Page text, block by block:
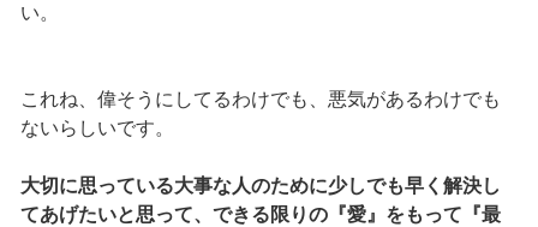
い。
これね、偉そうにしてるわけでも、悪気があるわけでも
ないらしいです。
大切に思っている大事な人のために少しでも早く解決し
てあげたいと思って、できる限りの『愛』をもって『最